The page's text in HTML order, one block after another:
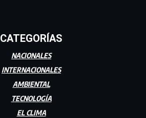
CATEGORÍAS
NACIONALES
INTERNACIONALES
AMBIENTAL
TECNOLOGÍA
EL CLIMA